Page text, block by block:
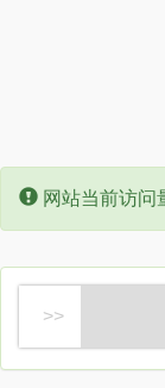
Error:
网站当前访问